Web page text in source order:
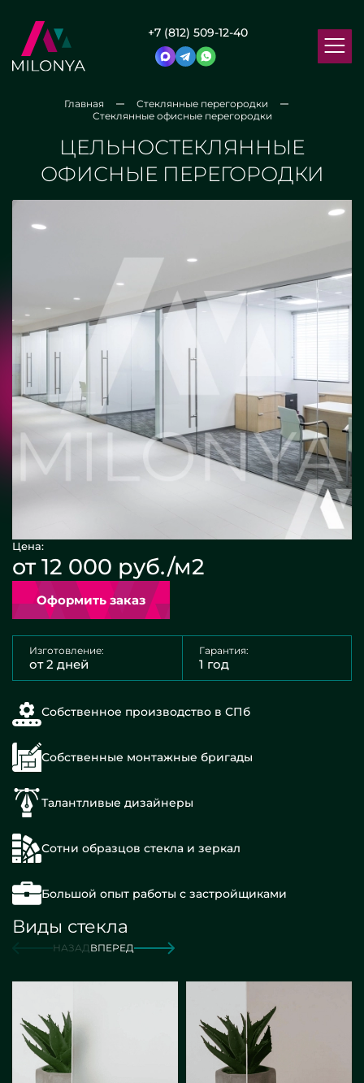
+7 (812) 509-12-40
Главная
Стеклянные перегородки
Стеклянные офисные перегородки
ЦЕЛЬНОСТЕКЛЯННЫЕ
ОФИСНЫЕ ПЕРЕГОРОДКИ
Цена:
от 12 000 руб./м2
Оформить заказ
Изготовление:
от 2 дней
Гарантия:
1 год
Собственное производство в СПб
Собственные монтажные бригады
Талантливые дизайнеры
Сотни образцов стекла и зеркал
Большой опыт работы с застройщиками
Виды стекла
НАЗАДВПЕРЕД